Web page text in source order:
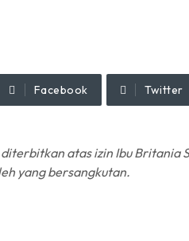
Facebook Twitter
atas izin Ibu
yang bersangkutan.